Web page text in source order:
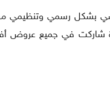
بشكل رسمي وتنظيمي من
شاركت في جميع عروض